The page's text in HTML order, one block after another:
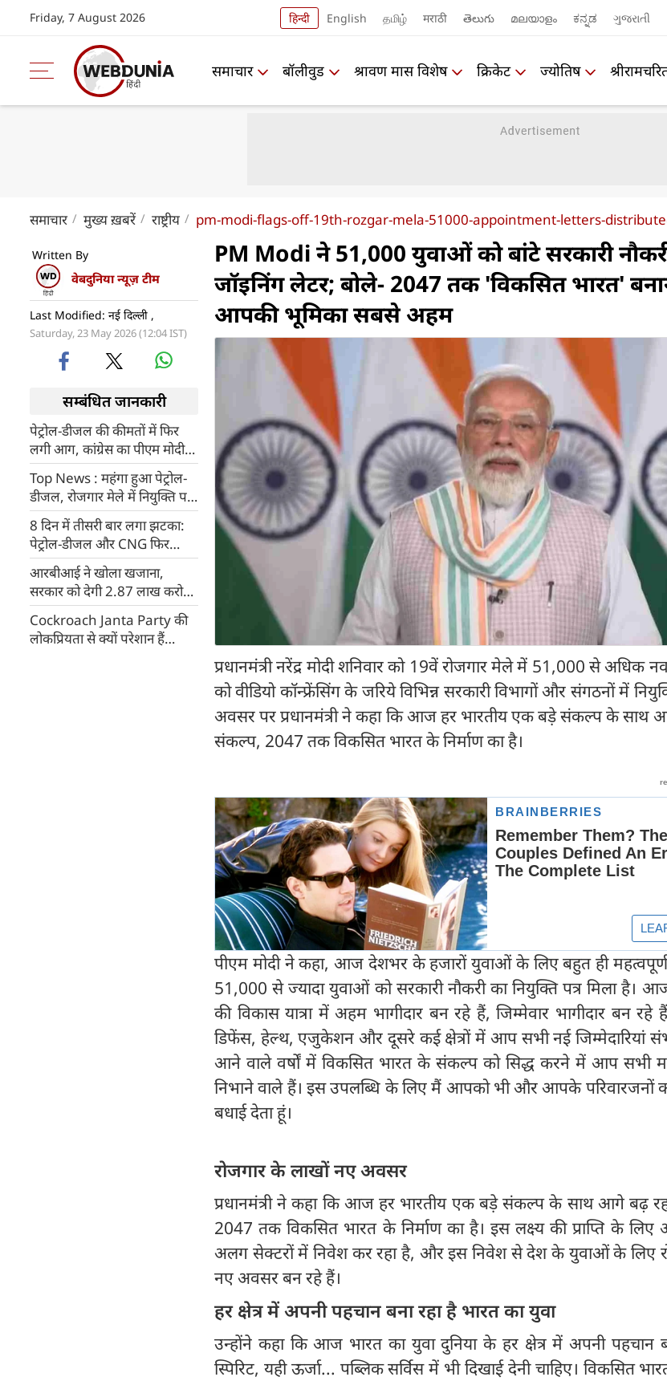
Friday, 7 August 2026 हिन्दी English தமிழ் मराठी తెలుగు മലയാളം ಕನ್ನಡ ગુજરાતી
समाचार बॉलीवुड श्रावण मास विशेष क्रिकेट ज्योतिष
समाचार मुख्य ख़बरें राष्ट्रीय pm-modi-flags-off-19th-rozgar-mela-51000-appointment-letters-
Written By
वेबदुनिया न्यूज़ टीम
Last Modified: नई दिल्ली ,
Saturday, 23 May 2026 (12:04 IST)
सम्बंधित जानकारी
पेट्रोल-डीजल की कीमतों में फिर
लगी आग, कांग्रेस का पीएम मोदी
पर तंज- 'कब तक पूंजीपतियों का
फायदा कराते रहोगे?'
Top News : महंगा हुआ पेट्रोल-
डीजल, रोजगार मेले में नियुक्ति पत्र
बांटेंगे पीएम मोदी, तुलसी गबार्ड का
इस्तीफा
8 दिन में तीसरी बार लगा झटका:
पेट्रोल-डीजल और CNG फिर
महंगे, जानें आपके शहर में क्या हैं
नए दाम
आरबीआई ने खोला खजाना,
सरकार को देगी 2.87 लाख करोड़
लाभांश, क्‍या आम आदमी को
मिलेगी राहत?
Cockroach Janta Party की
लोकप्रियता से क्यों परेशान हैं
PM Modi ने 51,000 युवाओं को बांटे सरकारी
जॉइनिंग लेटर; बोले- 2047 तक 'विकसित भारत'
आपकी भूमिका सबसे अहम
प्रधानमंत्री नरेंद्र मोदी शनिवार को 19वें रोजगार मेले में 51,000 से अधिक
को वीडियो कॉन्फ्रेंसिंग के जरिये विभिन्न सरकारी विभागों और संगठनों में
अवसर पर प्रधानमंत्री ने कहा कि आज हर भारतीय एक बड़े संकल्प के साथ
संकल्प, 2047 तक विकसित भारत के निर्माण का है।
पीएम मोदी ने कहा, आज देशभर के हजारों युवाओं के लिए बहुत ही
51,000 से ज्यादा युवाओं को सरकारी नौकरी का नियुक्ति पत्र मिला
की विकास यात्रा में अहम भागीदार बन रहे हैं, जिम्मेवार भागीदार बन रहे
डिफेंस, हेल्थ, एजुकेशन और दूसरे कई क्षेत्रों में आप सभी नई जिम्मेदारियां
आने वाले वर्षों में विकसित भारत के संकल्प को सिद्ध करने में आप सभी
निभाने वाले हैं। इस उपलब्धि के लिए मैं आपको भी और आपके परिवारजनों
बधाई देता हूं।
रोजगार के लाखों नए अवसर
प्रधानमंत्री ने कहा कि आज हर भारतीय एक बड़े संकल्प के साथ आगे बढ़
2047 तक विकसित भारत के निर्माण का है। इस लक्ष्य की प्राप्ति के
अलग सेक्टरों में निवेश कर रहा है, और इस निवेश से देश के युवाओं के लिए
नए अवसर बन रहे हैं।
हर क्षेत्र में अपनी पहचान बना रहा है भारत का युवा
उन्होंने कहा कि आज भारत का युवा दुनिया के हर क्षेत्र में अपनी पहचान
स्पिरिट, यही ऊर्जा... पब्लिक सर्विस में भी दिखाई देनी चाहिए। विकसित